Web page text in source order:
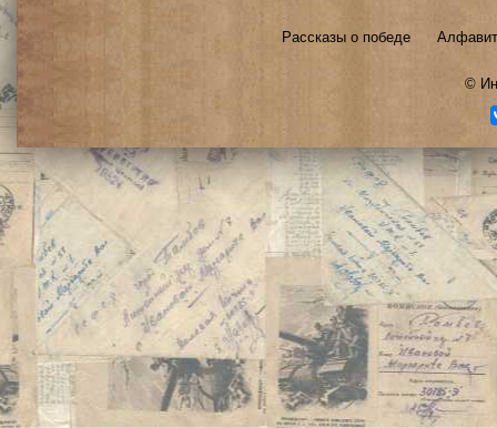
Рассказы о победе
©